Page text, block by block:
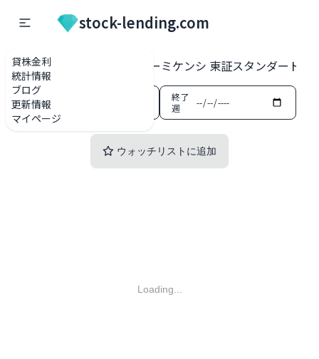
貸株金利
統計情報
ブログ
更新情報
マイページ
stock-lending.com
貸株金利一覧 3111 オーミケンシ 東証スタンダード
開始
週
終了
週
ウォッチリストに追加
Loading...